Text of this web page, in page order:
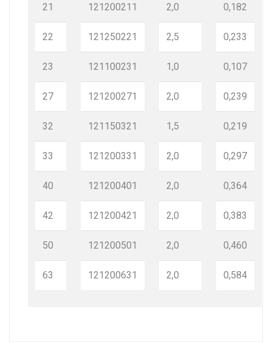
21
22
23
27
32
33
40
42
50
63
121200211
121250221
121100231
121200271
121150321
121200331
121200401
121200421
121200501
121200631
2,0
2,5
1,0
2,0
1,5
2,0
2,0
2,0
2,0
2,0
0,182
0,233
0,107
0,239
0,219
0,297
0,364
0,383
0,460
0,584